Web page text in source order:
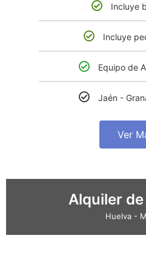
Incluye
Incluye
Equipo de
Jaén -
Ver
Alquiler
Huelva -